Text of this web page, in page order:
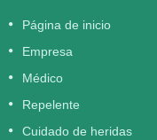
Página de inicio
Empresa
Médico
Repelente
Cuidado de heridas